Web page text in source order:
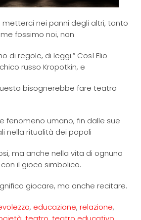
metterci nei panni degli altri, tanto
fossimo noi, non
di regole, di leggi.” Così Elio
russo Kropotkin, e
bisognerebbe fare teatro
fenomeno umano, fin dalle sue
nella ritualità dei popoli
ma anche nella vita di ognuno
il gioco simbolico.
giocare, ma anche recitare.
, educazione, relazione,